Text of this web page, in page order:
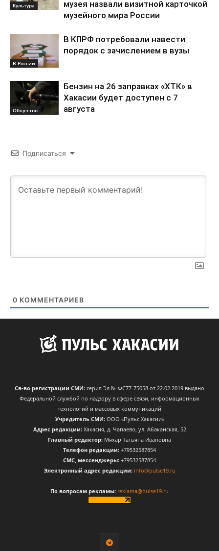
Культура
музея назвали визитной карточкой
музейного мира России
В России
В КПРФ потребовали навести
порядок с зачислением в вузы
Общество
Бензин на 26 заправках «ХТК» в
Хакасии будет доступен с 7
августа
Подписаться
0 КОММЕНТАРИЕВ
Св-во регистрации СМИ: серия Эл № ФС77-75058 от 22.02.2019 выдано
Федеральной службой по надзору в сфере связи, информационных
технологий и массовых коммуникаций
Учредитель СМИ:ООО «Пульс Хакасии»
Адрес редакции:Хакасия, д. Чапаево, ул. Абаканская, 52
Главный редактор: Мяхар Татьяна Ивановна
Телефон редакции: +79532587854
CМС, мессенджеры: +79532587854
Электронный адрес редакции: info@pulse19.ru
По вопросам рекламы: reklama@pulse19.ru